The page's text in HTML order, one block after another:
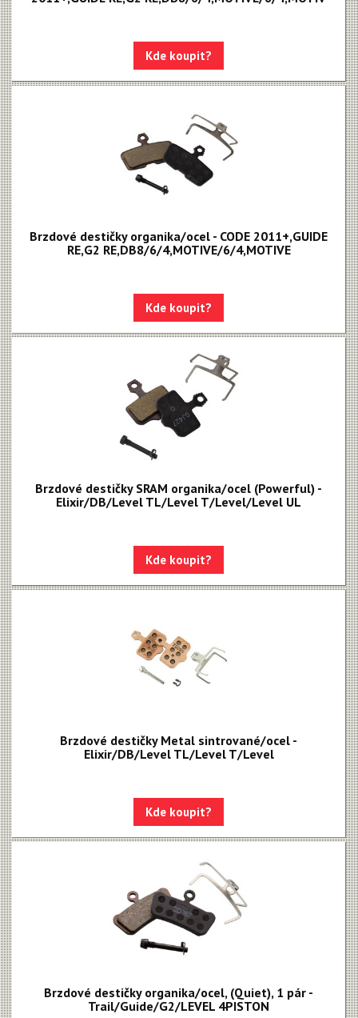
Kde koupit?
Brzdové destičky organika/ocel - CODE 2011+,GUIDE
RE,G2 RE,DB8/6/4,MOTIVE/6/4,MOTIVE
Kde koupit?
Brzdové destičky SRAM organika/ocel (Powerful) -
Elixir/DB/Level TL/Level T/Level/Level UL
Kde koupit?
Brzdové destičky Metal sintrované/ocel -
Elixir/DB/Level TL/Level T/Level
Kde koupit?
Brzdové destičky organika/ocel, (Quiet), 1 pár -
Trail/Guide/G2/LEVEL 4PISTON